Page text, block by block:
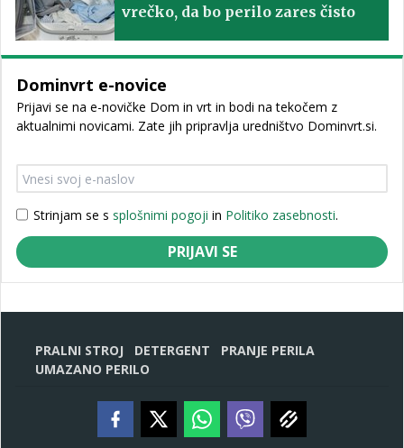
vrečko, da bo perilo zares čisto
Dominvrt e-novice
Prijavi se na e-novičke Dom in vrt in bodi na tekočem z
aktualnimi novicami. Zate jih pripravlja uredništvo Dominvrt.si.
Strinjam se s splošnimi pogoji in Politiko zasebnosti.
PRIJAVI SE
PRALNI STROJ DETERGENT
PRANJE PERILA
UMAZANO PERILO